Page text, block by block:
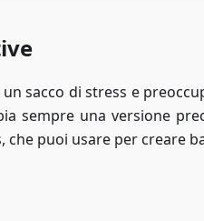
sacco di stress e
sempre una versione
che puoi usare per creare